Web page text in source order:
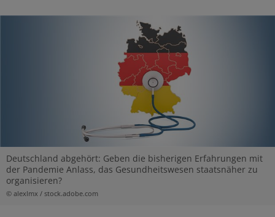
Deutschland abgehört: Geben die bisherigen Erfahrungen mit
der Pandemie Anlass, das Gesundheitswesen staatsnäher zu
organisieren?
© alexlmx / stock.adobe.com